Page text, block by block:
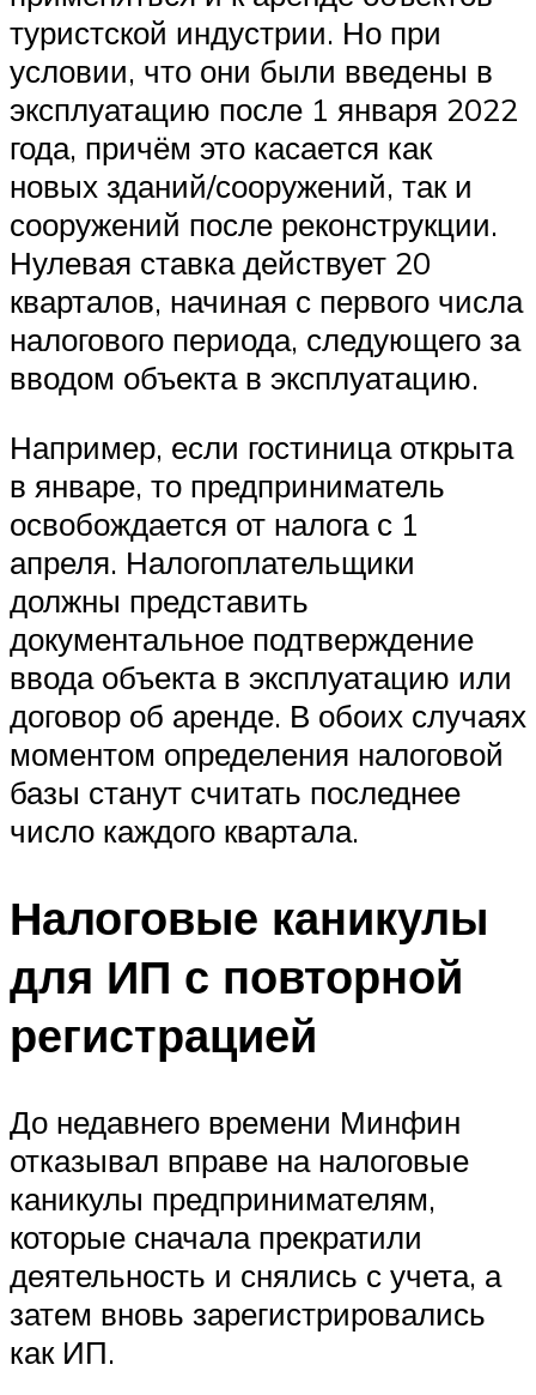
туристской индустрии. Но при
условии, что они были введены в
эксплуатацию после 1 января 2022
года, причём это касается как
новых зданий/сооружений, так и
сооружений после реконструкции.
Нулевая ставка действует 20
кварталов, начиная с первого числа
налогового периода, следующего за
вводом объекта в эксплуатацию.
Например, если гостиница открыта
в январе, то предприниматель
освобождается от налога с 1
апреля. Налогоплательщики
должны представить
документальное подтверждение
ввода объекта в эксплуатацию или
договор об аренде. В обоих случаях
моментом определения налоговой
базы станут считать последнее
число каждого квартала.
Налоговые каникулы
для ИП с повторной
регистрацией
До недавнего времени Минфин
отказывал вправе на налоговые
каникулы предпринимателям,
которые сначала прекратили
деятельность и снялись с учета, а
затем вновь зарегистрировались
как ИП.